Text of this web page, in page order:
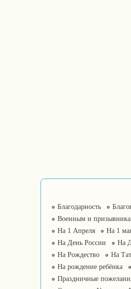
Благодарность
Военным и
На 1 Апреля
На 1
На День России
На
На Рождество
На
На рождение ребёнка
Праздничные